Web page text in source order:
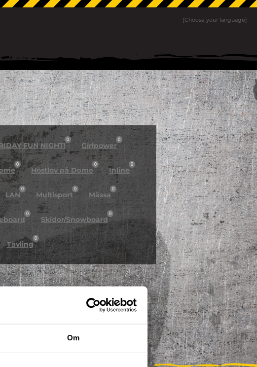
Om
[Choose your language]
FUN NIGHT!
0
Girlpower
0
0
Höstlov på Dome
0
Inline
0
LAN
0
Multisport
0
Mässa
0
0
Skidor/Snowboard
0
Tävling
0